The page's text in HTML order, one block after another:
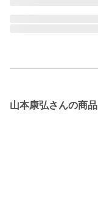
山本康弘さんの商品